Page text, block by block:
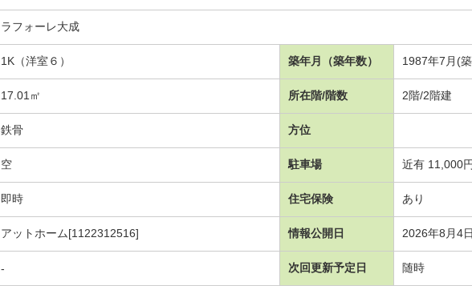
ラフォーレ大成
1K（洋室６） 築年月（築年数） 1987年7月(
17.01㎡ 所在階/階数 2階/2階建
鉄骨 方位
空 駐車場 近有 11,000円
即時 住宅保険 あり
アットホーム[1122312516] 情報公開日 2026年8月4日
- 次回更新予定日 随時